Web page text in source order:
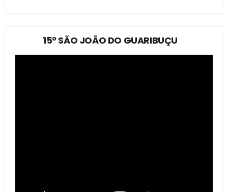
15º SÃO JOÃO DO GUARIBUÇU